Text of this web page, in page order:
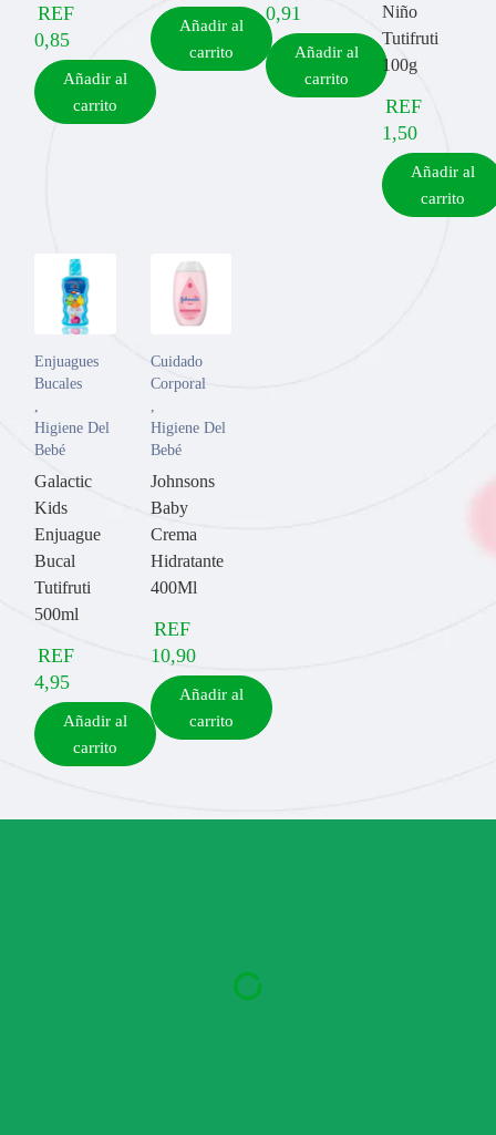
REF
0,85
Añadir al
carrito
Añadir al
carrito
0,91
Añadir al
carrito
Niño
Tutifruti
100g
REF
1,50
Añadir al
carrito
Enjuagues
Bucales
,
Higiene Del
Bebé
Galactic
Kids
Enjuague
Bucal
Tutifruti
500ml
REF
4,95
Añadir al
carrito
Cuidado
Corporal
,
Higiene Del
Bebé
Johnsons
Baby
Crema
Hidratante
400Ml
REF
10,90
Añadir al
carrito